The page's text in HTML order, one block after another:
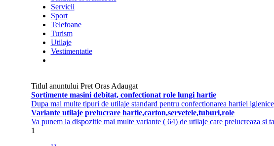
Servicii
Sport
Telefoane
Turism
Utilaje
Vestimentatie
Titlul anuntului Pret Oras Adaugat
Sortimente masini debitat, confectionat role lungi hartie
Dupa mai multe tipuri de utilaje standard pentru confectionarea hartiei
Variante utilaje prelucrare hartie,carton,servetele,tuburi,role
Va punem la dispozitie mai multe variante ( 64) de utilaje care prelucreaza si
1